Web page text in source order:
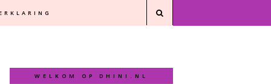
WELKOM OP DHINI.NL